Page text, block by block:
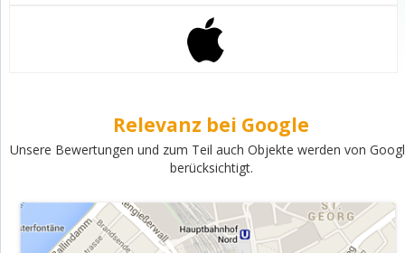
Relevanz bei Google
Unsere Bewertungen und zum Teil auch Objekte werden von
berücksichtigt.